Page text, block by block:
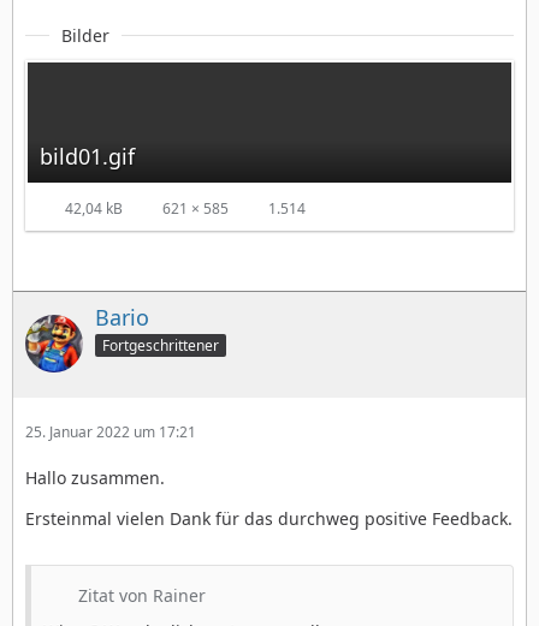
Bilder
bild01.gif
42,04 kB 621 × 585 1.514
Bario
Fortgeschrittener
25. Januar 2022 um 17:21
Hallo zusammen.
Ersteinmal vielen Dank für das durchweg positive Feedback.
Zitat von Rainer